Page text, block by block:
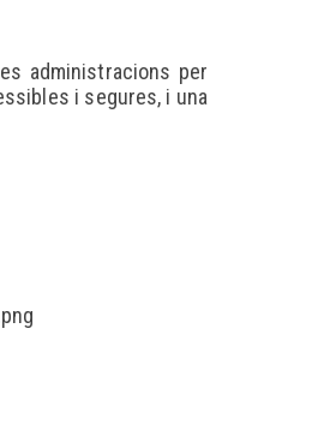
administracions per
i segures, i una